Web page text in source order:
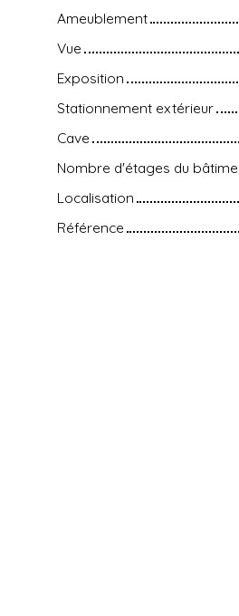
Ameublement
Vue
Exposition
Stationnement extérieur
Cave
Nombre d'étages du
Localisation
Référence